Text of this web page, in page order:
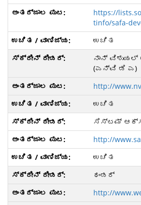
https://
tinfo/safa-
ಉಚಿತ
ನಾನ್
(ಎನ್ವಿ ಡಿ ಎ)
http://
ಉಚಿತ
ಸಿಸ್ಟಮ್
http://
ಉಚಿತ
ಥಂಡರ್
http://